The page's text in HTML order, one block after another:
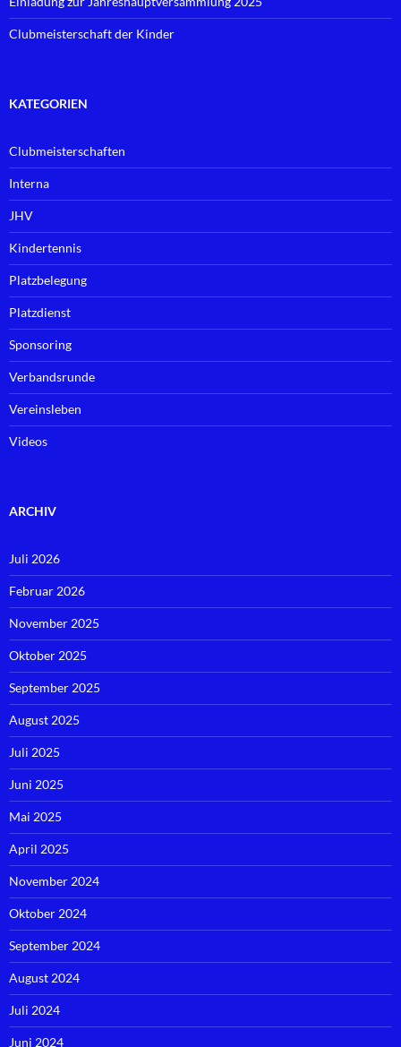
Clubmeisterschaft der Kinder
KATEGORIEN
Clubmeisterschaften
Interna
JHV
Kindertennis
Platzbelegung
Platzdienst
Sponsoring
Verbandsrunde
Vereinsleben
Videos
ARCHIV
Juli 2026
Februar 2026
November 2025
Oktober 2025
September 2025
August 2025
Juli 2025
Juni 2025
Mai 2025
April 2025
November 2024
Oktober 2024
September 2024
August 2024
Juli 2024
Juni 2024